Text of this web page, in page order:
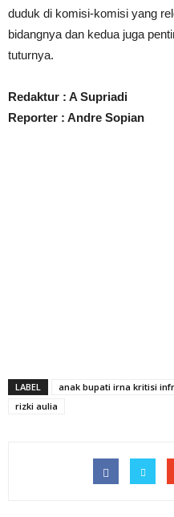
duduk di komisi-komisi yang
bidangnya dan kedua juga
tuturnya.
Redaktur : A Supriadi
Reporter : Andre Sopian
LABEL anak bupati irna kritisi
rizki aulia